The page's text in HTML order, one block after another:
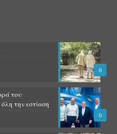
0
0
του
την εστίαση